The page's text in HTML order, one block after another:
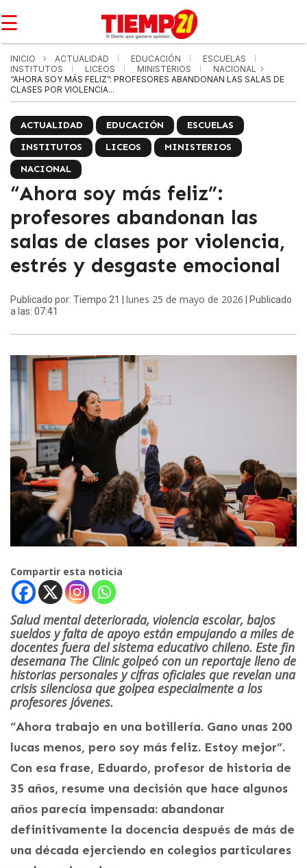
☰
INICIO ACTUALIDAD EDUCACIÓN
ESCUELAS
INSTITUTOS
LICEOS MINISTERIOS
NACIONAL
“AHORA SOY MÁS FELIZ”: PROFESORES ABANDONAN LAS SALAS DE
CLASES POR VIOLENCIA...
ACTUALIDAD EDUCACIÓN
ESCUELAS
INSTITUTOS
LICEOS
MINISTERIOS
NACIONAL
“Ahora soy más feliz”:
profesores abandonan las
salas de clases por violencia,
estrés y desgaste emocional
Publicado por: Tiempo 21 | lunes 25 de mayo de 2026 | Publicado
a las: 07:41
Compartir esta noticia
Salud mental deteriorada, violencia escolar, bajos
sueldos y falta de apoyo están empujando a miles de
docentes fuera del sistema educativo chileno. Este fin
desemana The Clinic golpeó con un reportaje lleno de
historias personales y cifras oficiales que revelan una
crisis silenciosa que golpea especialmente a los
profesores jóvenes.
“Ahora trabajo en una botillería. Gano unas 200
lucas menos, pero soy más feliz. Estoy mejor”.
Con esa frase, Eduardo, profesor de historia de
35 años, resume una decisión que hace algunos
años parecía impensada: abandonar
definitivamente la docencia después de más de
una década ejerciendo en colegios particulares